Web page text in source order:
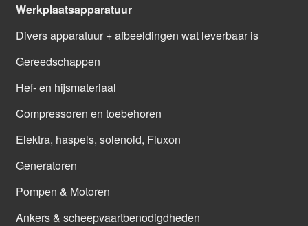
Werkplaatsapparatuur
Divers apparatuur + afbeeldingen wat leverbaar is
Gereedschappen
Hef- en hijsmateriaal
Compressoren en toebehoren
Elektra, haspels, solenoid, Fluxon
Generatoren
Pompen & Motoren
Ankers & scheepvaartbenodigdheden